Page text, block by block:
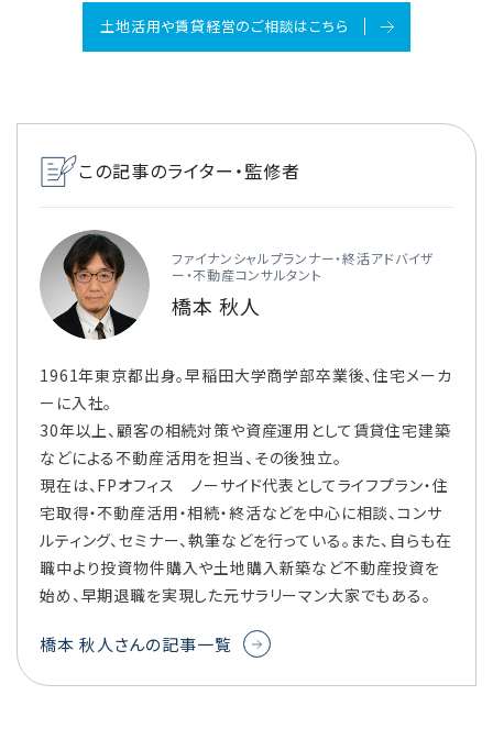
土地活用や賃貸経営のご相談はこちら
この記事のライター・監修者
ファイナンシャルプランナー・終活アドバイザ
ー・不動産コンサルタント
橋本 秋人
1961年東京都出身。早稲田大学商学部卒業後、住宅メーカ
ーに入社。
30年以上、顧客の相続対策や資産運用として賃貸住宅建築
などによる不動産活用を担当、その後独立。
現在は、FPオフィス ノーサイド代表としてライフプラン・住
宅取得・不動産活用・相続・終活などを中心に相談、コンサ
ルティング、セミナー、執筆などを行っている。また、自らも在
職中より投資物件購入や土地購入新築など不動産投資を
始め、早期退職を実現した元サラリーマン大家でもある。
橋本 秋人さんの記事一覧